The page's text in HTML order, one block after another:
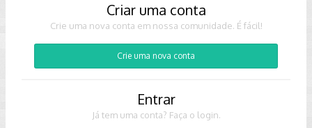
Criar uma conta
Crie uma nova conta em nossa comunidade. É fácil!
Crie uma nova conta
Entrar
Já tem uma conta? Faça o login.